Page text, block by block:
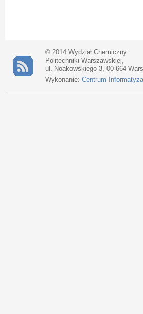
© 2014 Wydział Chemiczny
Politechniki Warszawskiej,
ul. Noakowskiego 3, 00-664
Wykonanie: Centrum